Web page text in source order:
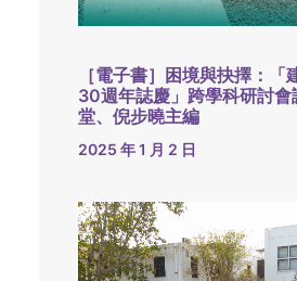
［電子書］困境與抉擇：「
30週年誌慶」跨學科研討會
堂、倪步曉主編
2025 年 1 月 2 日